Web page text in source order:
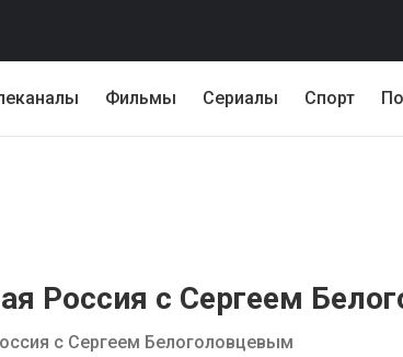
Фильмы Сериалы Спорт
Россия с Сергеем
с Сергеем Белоголовцевым